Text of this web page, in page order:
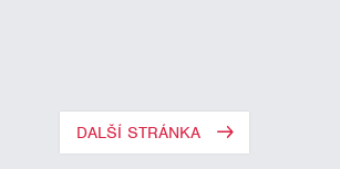
DALŠÍ STRÁNKA